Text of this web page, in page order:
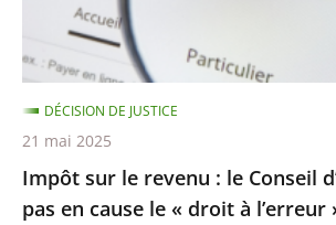
d’État
ne
remet
pas
en
cause
le
Impôt sur le revenu : le Conseil
pas en cause le « droit à l’erreur
DÉCISION DE JUSTICE
21 mai 2025